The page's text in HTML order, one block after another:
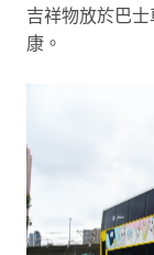
吉祥物放於巴
康。